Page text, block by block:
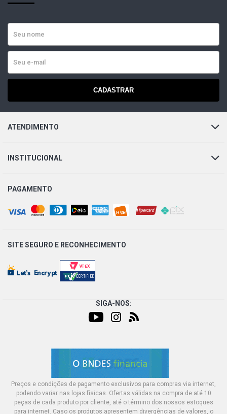
CADASTRAR
ATENDIMENTO
INSTITUCIONAL
PAGAMENTO
SITE SEGURO E RECONHECIMENTO
SIGA-NOS:
Preços e condições de pagamento exclusivos para compras via internet,
podendo variar nas lojas físicas. Ofertas válidas na compra de até 10
peças de cada produto por cliente, até o término dos nossos estoques
para internet. Caso os produtos apresentem divergências de valores, o